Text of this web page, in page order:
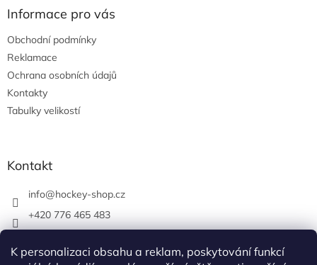
K personalizaci obsahu a reklam, poskytování funkcí
Informace pro vás
Obchodní podmínky
Reklamace
Ochrana osobních údajů
Kontakty
Tabulky velikostí
Kontakt
info@hockey-shop.cz
+420 776 465 483
hockey_shop.cz